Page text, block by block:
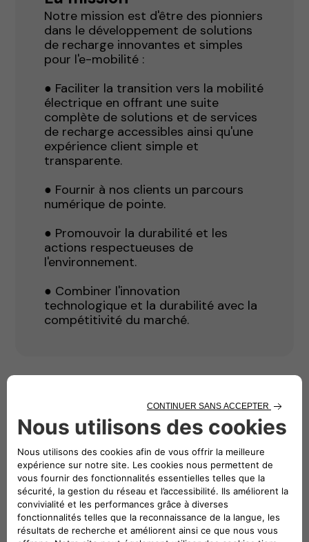
Notre mission est d'être des pionniers
dans le développement de solutions
de recharge innovantes et simples
pour l'e-mobilité :
● Faciliter la transition vers la mobilité
électrique en offrant une suite
complète de solutions et de services
de recharge accessibles ainsi qu'une
expérience client simple et
transparente.
● Fournir à nos clients un parcours
numérique de pointe.
● Promouvoir la durabilité et les
actions respectueuses de
l'environnement.
● Combiner l'innovation
technologique et la durabilité avec la
compétitivité du marché.